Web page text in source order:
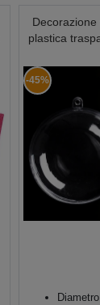
plastica
-45%